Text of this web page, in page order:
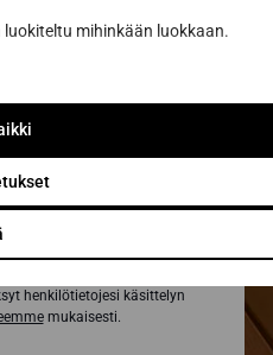
mihinkään luokkaan.
tarjous
henkilötietojesi käsittelyn
mukaisesti.